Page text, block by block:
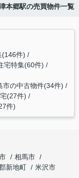
本郷駅の売買物件一覧
(146件)
宅特集(60件)
市の中古物件(34件)
(27件)
件)
相馬市
新地町
米沢市